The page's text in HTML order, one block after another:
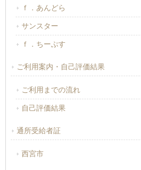
ｆ．あんどら
サンスター
ｆ．ちーぷす
ご利用案内・自己評価結果
ご利用までの流れ
自己評価結果
通所受給者証
西宮市